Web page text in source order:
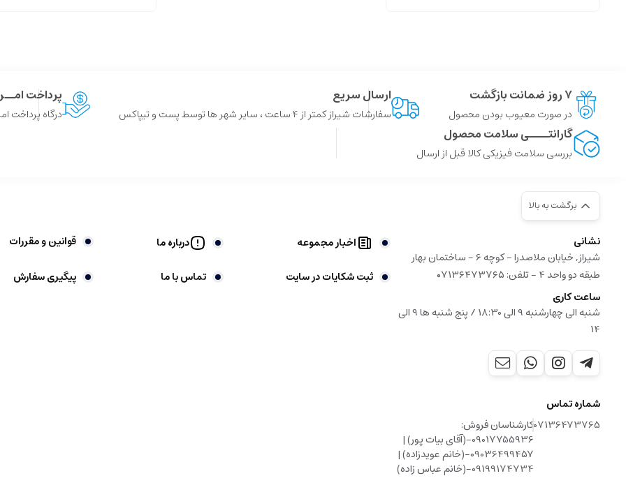
۷ روز ضمانت بازگشت
در صورت معیوب بودن محصول
ارسال سریع
سفارشات شیراز کمتر از 4 ساعت ، سایر شهر ها توسط پست و تیپاکس
پرداخت
درگاه پرداخت
گارانتــــی سلامت محصول
بررسی سلامت فیزیکی کالا قبل از ارسال
برگشت به بالا
نشانی
شیراز, خیابان ملاصدرا - کوچه 6 - ساختمان بهار
طبقه دو واحد 4 - تلفن: ۰۷۱۳۶۴۷۳۷۶۵
ساعت کاری
شنبه الی چهارشنبه 9 الی 18:30 / پنج شنبه ها 9 الی
14
شماره تماس
07136473765کارشناسان فروش:
09017755936-(آقای بیات پور) |
09036499457-(خانم عویدزاده) |
09199174734-(خانم عباس زاده)
اخبار مجموعه درباره ما قوانین و مقررات
ثبت شکایات در سایت تماس با ما پیگیری سفارش